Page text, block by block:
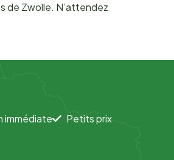
de Zwolle. N’attendez
immédiate Petits prix